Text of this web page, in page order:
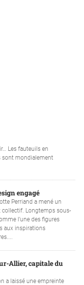
Les fauteuils en
sont mondialement
engagé
Perriand a mené un
collectif. Longtemps sous-
l’une des figures
aux inspirations
Allier, capitale du
a laissé une empreinte